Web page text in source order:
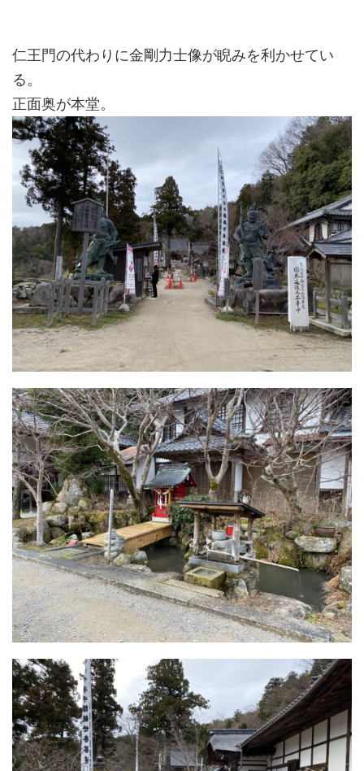
仁王門の代わりに金剛力士像が睨みを利かせてい
る。
正面奥が本堂。